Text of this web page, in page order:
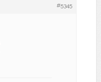
#5345